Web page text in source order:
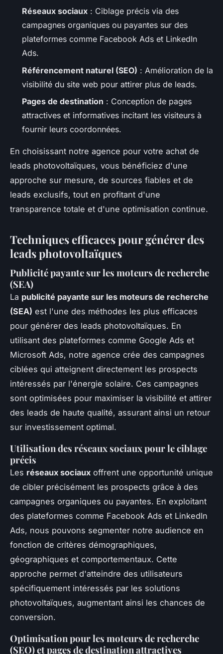
Réseaux sociaux : Ciblage précis via des
campagnes organiques ou payantes sur des
plateformes comme Facebook Ads et LinkedIn
Ads.
Référencement naturel (SEO) : Amélioration de la
visibilité du site web pour attirer plus de leads.
Pages de destination : Conception de pages
attractives et informatives incitant les visiteurs à
fournir leurs coordonnées.
En choisissant notre agence pour votre achat de
leads photovoltaïques, vous bénéficiez d'une
approche sur mesure, de sources fiables et de
leads exclusifs, tout en profitant d'une
transparence totale et d'une optimisation continue.
Techniques efficaces pour générer des
leads photovoltaïques
Publicité payante sur les moteurs de recherche
(SEA)
La publicité payante sur les moteurs de recherche
(SEA) est l'une des méthodes les plus efficaces
pour générer des leads photovoltaïques. En
utilisant des plateformes comme Google Ads et
Microsoft Ads, notre agence crée des campagnes
ciblées qui atteignent directement les prospects
intéressés par l'énergie solaire. Ces campagnes
sont optimisées pour maximiser la visibilité et attirer
des leads de haute qualité, assurant ainsi un retour
sur investissement optimal.
Utilisation des réseaux sociaux pour le ciblage
précis
Les réseaux sociaux offrent une opportunité unique
de cibler précisément les prospects grâce à des
campagnes organiques ou payantes. En exploitant
des plateformes comme Facebook Ads et LinkedIn
Ads, nous pouvons segmenter notre audience en
fonction de critères démographiques,
géographiques et comportementaux. Cette
approche permet d'atteindre des utilisateurs
spécifiquement intéressés par les solutions
photovoltaïques, augmentant ainsi les chances de
conversion.
Optimisation pour les moteurs de recherche
(SEO) et pages de destination attractives